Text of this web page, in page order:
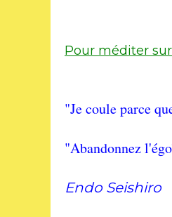
Pour méditer
"Je coule parce
"Abandonnez
Endo Seishiro